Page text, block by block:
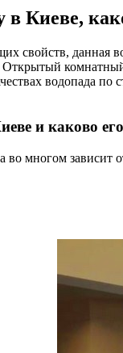
в Киеве,
свойств, данная
комнатный
водопада
и каково
во многом